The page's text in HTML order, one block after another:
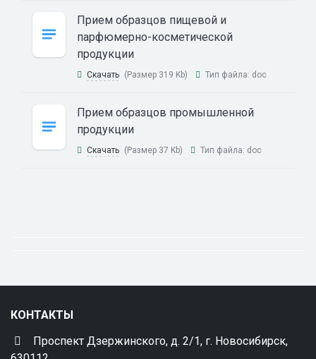
Прием образцов пищевой и
парфюмерно-косметической
продукции
Скачать (Размер 319 Kb) Тип файла: doc
Прием образцов промышленной
продукции
Скачать (Размер 37 Kb) Тип файла: doc
КОНТАКТЫ
Проспект Дзержинского, д. 2/1, г. Новосибирск,